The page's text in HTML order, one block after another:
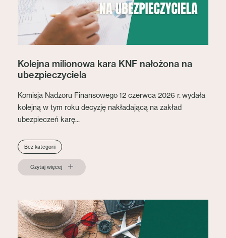
Kolejna milionowa kara KNF nałożona na
ubezpieczyciela
Komisja Nadzoru Finansowego 12 czerwca 2026 r. wydała
kolejną w tym roku decyzję nakładającą na zakład
ubezpieczeń karę...
Bez kategorii
Czytaj więcej